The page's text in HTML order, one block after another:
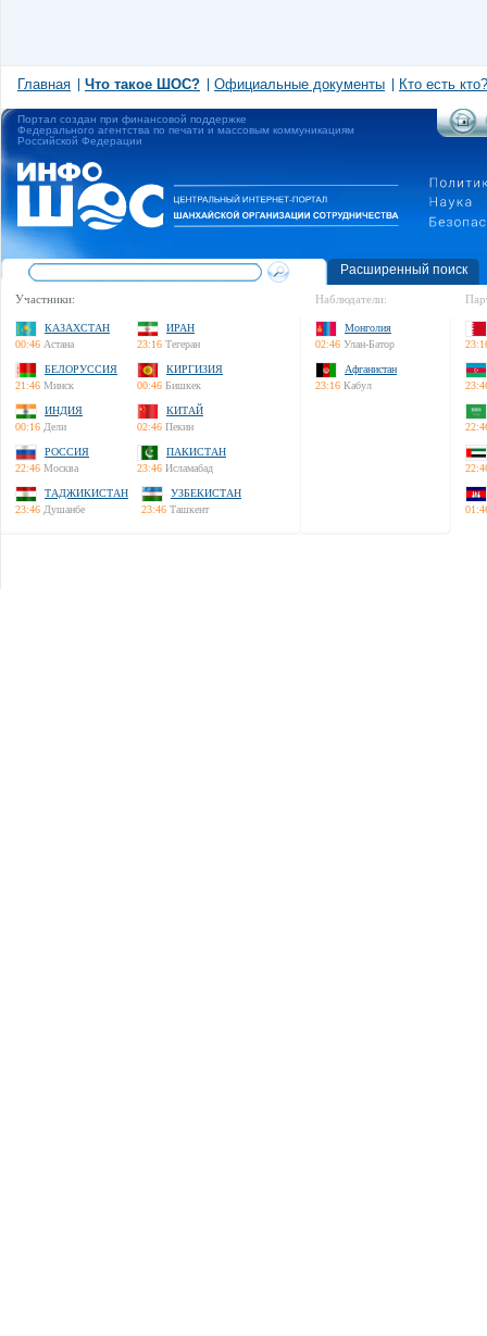
Главная Что такое ШОС? Официальные документы Кто есть кто?
Портал создан при финансовой поддержке
Федерального агентства по печати и массовым коммуникациям
Российской Федерации
Расширенный поиск
Участники:
КАЗАХСТАН
00:46 Астана
ИРАН
23:16 Тегеран
БЕЛОРУССИЯ
21:46 Минск
КИРГИЗИЯ
00:46 Бишкек
ИНДИЯ
00:16 Дели
КИТАЙ
02:46 Пекин
РОССИЯ
22:46 Москва
ПАКИСТАН
23:46 Исламабад
ТАДЖИКИСТАН
23:46 Душанбе
УЗБЕКИСТАН
23:46 Ташкент
Наблюдатели:
Монголия
02:46 Улан-Батор
Афганистан
23:16 Кабул